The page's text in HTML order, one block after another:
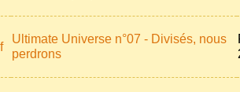
Ultimate Universe n°07 - Divisés, nous
perdrons